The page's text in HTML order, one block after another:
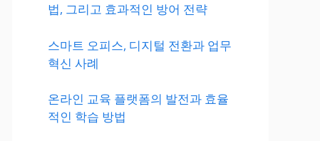
법, 그리고 효과적인 방어 전략
스마트 오피스, 디지털 전환과 업무
혁신 사례
온라인 교육 플랫폼의 발전과 효율
적인 학습 방법